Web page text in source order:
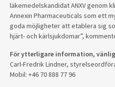
läkemedelskandidat ANXV genom
Annexin Pharmaceuticals som ett
goda möjligheter att etablera sig
hjärt- och kärlsjukdomar”,
För ytterligare information,
Carl-Fredrik Lindner,
Mobil: +46 70 888 77 96